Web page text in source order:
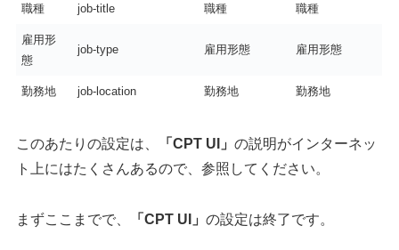
職種 job-title 職種 職種
雇用形
態
job-type 雇用形態 雇用形態
勤務地 job-location 勤務地 勤務地
このあたりの設定は、 「CPT UI」の説明がインターネッ
ト上にはたくさんあるので、参照してください。
まずここまでで、 「CPT UI」の設定は終了です。